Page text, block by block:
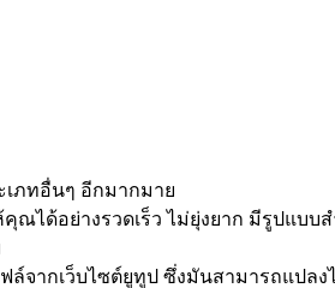
เภทอื่นๆ อีกมากมาย
ณได้อย่างรวดเร็ว ไม่ยุ่งยาก มีรูปแบ
ฟล์จากเว็บไซต์ยูทูป ซึ่งมันสามารถแป